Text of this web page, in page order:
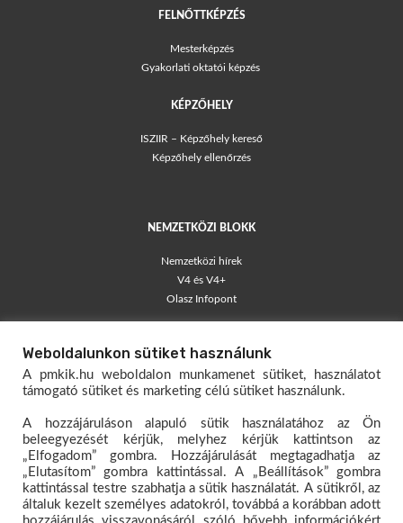
FELNŐTTKÉPZÉS
Mesterképzés
Gyakorlati oktatói képzés
KÉPZŐHELY
ISZIIR – Képzőhely kereső
Képzőhely ellenőrzés
NEMZETKÖZI BLOKK
Nemzetközi hírek
V4 és V4+
Olasz Infopont
Blog – egyéni vállalkozók
Társas Vállalkozói Kisokos
Mérlegelő Magazin
KAPCSOLAT
Dokumentumtár
Hivatali kapu
Weboldalunkon sütiket használunk
A pmkik.hu weboldalon munkamenet sütiket, használatot
támogató sütiket és marketing célú sütiket használunk.
A hozzájáruláson alapuló sütik használatához az Ön
beleegyezését kérjük, melyhez kérjük kattintson az
„Elfogadom” gombra. Hozzájárulását megtagadhatja az
„Elutasítom” gombra kattintással. A „Beállítások” gombra
kattintással testre szabhatja a sütik használatát. A sütikről, az
általuk kezelt személyes adatokról, továbbá a korábban adott